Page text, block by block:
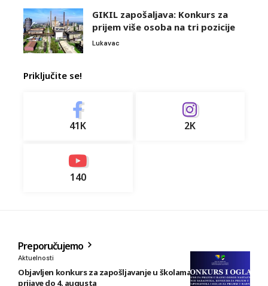
GIKIL zapošaljava: Konkurs za
prijem više osoba na tri pozicije
Lukavac
Priključite se!
41K 2K
140
Preporučujemo
Aktuelnosti
Objavljen konkurs za zapošljavanje u školama TK: Rok za
prijave do 4. augusta